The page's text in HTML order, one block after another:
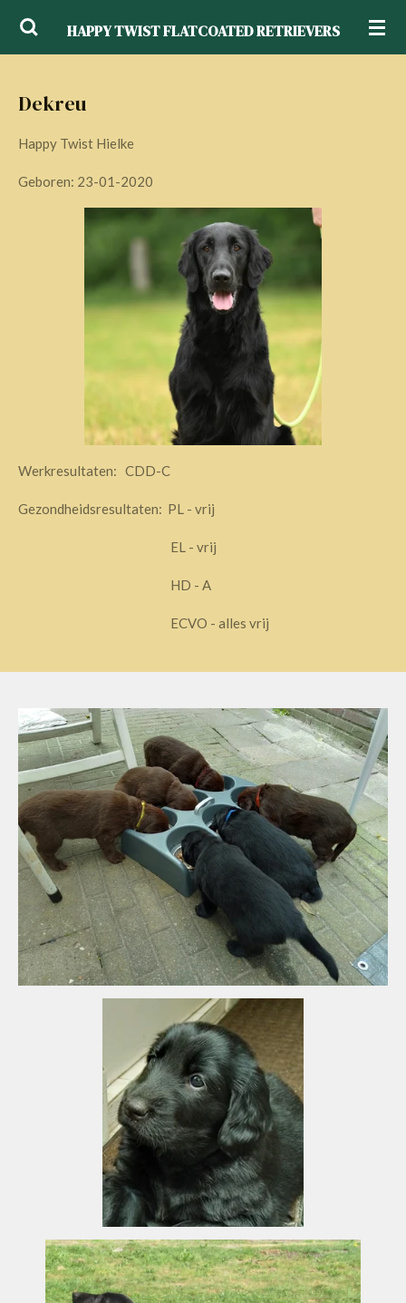
Ga
de
HAPPY TWIST FLATCOATED RETRIEVERS
Dekreu
Happy Twist Hielke
Geboren: 23-01-2020
Werkresultaten: CDD-C
Gezondheidsresultaten: PL - vrij
EL - vrij
HD - A
ECVO - alles vrij